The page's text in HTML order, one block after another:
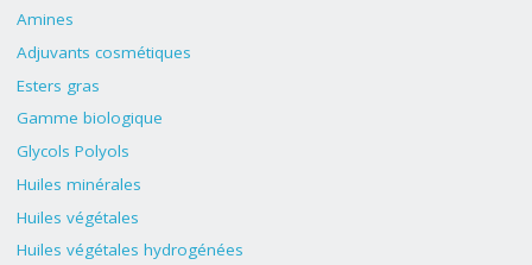
Amines
Adjuvants cosmétiques
Esters gras
Gamme biologique
Glycols Polyols
Huiles minérales
Huiles végétales
Huiles végétales hydrogénées